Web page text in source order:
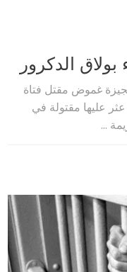
الدكرور
غموض مقتل فتاة
تبلغ من العمر‏24‏ عاما عثر عليها مقتولة في
...